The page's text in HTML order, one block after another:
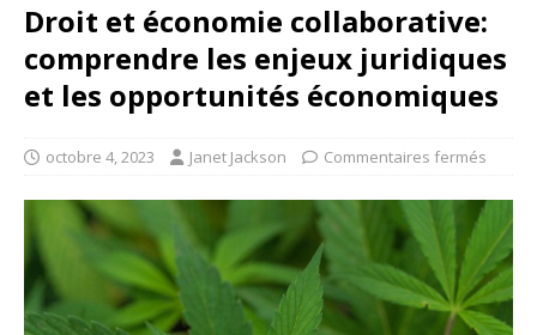
Droit et économie collaborative:
comprendre les enjeux juridiques
et les opportunités économiques
octobre 4, 2023 Janet Jackson Commentaires fermés